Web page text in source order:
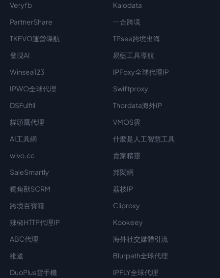
Veryfb
Kalodata
PartnerShare
一合跨境
TKEVO運營導航
TPsea跨境出海
發現AI
易藍工具導航
Winsea123
IPFoxy全球代理IP
IPWO全球代理
Swiftproxy
DSFulfill
Thordata海外IP
貓頭鷹代理
VMOS雲
AI工具網
什麼是人工智慧工具
wivo.cc
賣家精靈
SaleSmartly
邦閱網
獨角獸SCRM
荔枝IP
跨境百寶箱
Cliproxy
辣椒HTTP代理IP
Kookeey
ABC代理
海外社交媒體引流
維道
Blurpath全球代理
DuoPlus雲手機
IPFLY全球代理